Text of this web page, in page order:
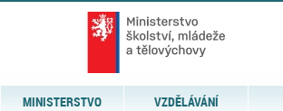
MINISTERSTVO VZDĚLÁVÁNÍ